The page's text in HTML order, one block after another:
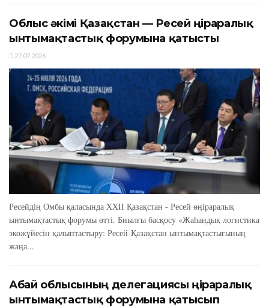
Облыс әкімі Қазақстан — Ресей өңіраралық
ынтымақтастық форумына қатысты
27.07.2026
Ресейдің Омбы қаласында XXIІ Қазақстан - Ресей өңіраралық
ынтымақтастық форумы өтті. Биылғы басқосу «Жаһандық логистика
экожүйесін қалыптастыру: Ресей-Қазақстан ынтымақтастығының
жаңа...
Абай облысының делегациясы өңіраралық
ынтымақтастық форумына қатысып